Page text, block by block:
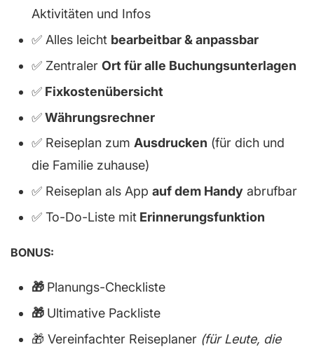
Aktivitäten und Infos
✅ Alles leicht bearbeitbar & anpassbar
✅ Zentraler Ort für alle Buchungsunterlagen
✅ Fixkostenübersicht
✅Währungsrechner
✅ Reiseplan zum Ausdrucken (für dich und
die Familie zuhause)
✅ Reiseplan als App auf dem Handy abrufbar
✅ To-Do-Liste mit Erinnerungsfunktion
BONUS:
🎁 Planungs-Checkliste
🎁 Ultimative Packliste
🎁 Vereinfachter Reiseplaner (für Leute, die